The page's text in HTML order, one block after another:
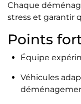
Chaque
stress et garantir
Points
Équipe
Véhicules